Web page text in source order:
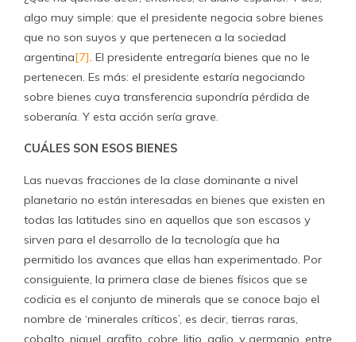
algo muy simple: que el presidente negocia sobre bienes
que no son suyos y que pertenecen a la sociedad
argentina[7]. El presidente entregaría bienes que no le
pertenecen. Es más: el presidente estaría negociando
sobre bienes cuya transferencia supondría pérdida de
soberanía. Y esta acción sería grave.
CUÁLES SON ESOS BIENES
Las nuevas fracciones de la clase dominante a nivel
planetario no están interesadas en bienes que existen en
todas las latitudes sino en aquellos que son escasos y
sirven para el desarrollo de la tecnología que ha
permitido los avances que ellas han experimentado. Por
consiguiente, la primera clase de bienes físicos que se
codicia es el conjunto de minerals que se conoce bajo el
nombre de ‘minerales críticos’, es decir, tierras raras,
cobalto, niquel, grafito, cobre, litio, galio, y germanio, entre